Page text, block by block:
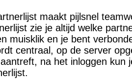
maakt pijlsnel
zie je altijd welke
muisklik en je bent
centraal, op de server
na het inloggen kun